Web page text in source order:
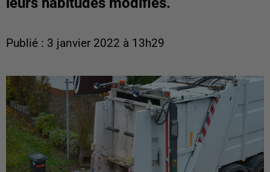
Publié : 3 janvier 2022 à 13h29